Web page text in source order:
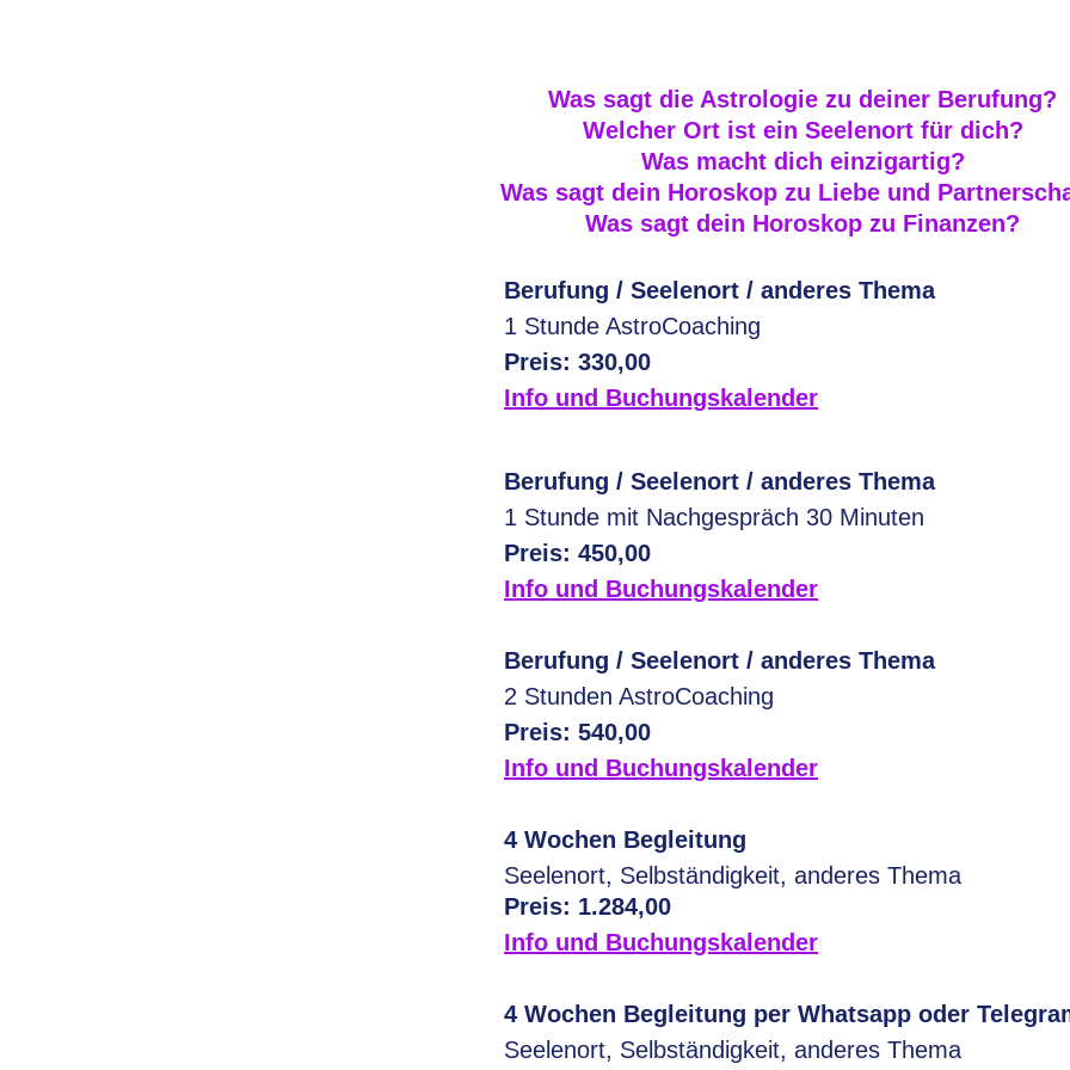
Was sagt die Astrologie zu deiner Berufung?
Welcher Ort ist ein Seelenort für dich?
Was macht dich einzigartig?
Was sagt dein Horoskop zu Liebe und
Was sagt dein Horoskop zu Finanzen?
Berufung / Seelenort / anderes Thema
1 Stunde AstroCoaching
Preis: 330,00
Info und Buchungskalender
Berufung / Seelenort / anderes Thema
1 Stunde mit Nachgespräch 30 Minuten
Preis: 450,00
Info und Buchungskalender
Berufung / Seelenort / anderes Thema
2 Stunden AstroCoaching
Preis: 540,00
Info und Buchungskalender
4 Wochen Begleitung
Seelenort, Selbständigkeit, anderes Thema
Preis: 1.284,00
Info und Buchungskalender
4 Wochen Begleitung per Whatsapp oder
Seelenort, Selbständigkeit, anderes Thema